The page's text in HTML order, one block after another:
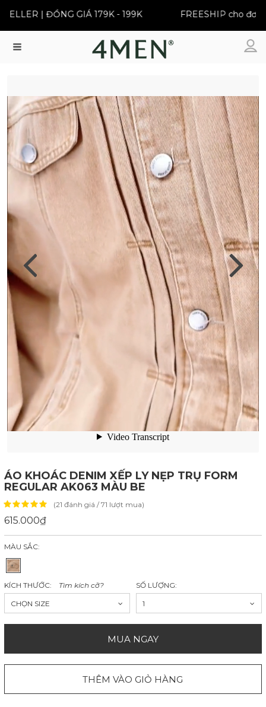
SELLER | ĐỒNG GIÁ 179K - 199K FREESHIP
ÁO KHOÁC DENIM XẾP LY NẸP TRỤ FORM
REGULAR AK063 MÀU BE
(21 đánh giá / 71 lượt mua)
615.000₫
MÀU SẮC:
KÍCH THƯỚC: Tìm kích cỡ?
CHỌN SIZE
SỐ LƯỢNG:
1
MUA NGAY
THÊM VÀO GIỎ HÀNG